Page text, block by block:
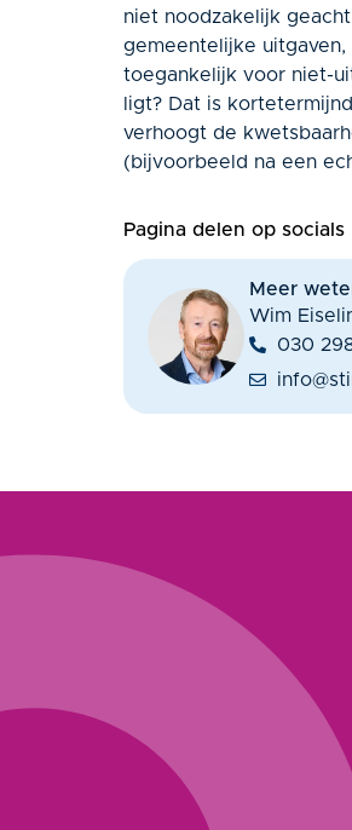
niet noodzakelijk
gemeentelijke
toegankelijk voor niet-
ligt? Dat is
verhoogt de
(bijvoorbeeld na een
Pagina delen op socials
Meer
Wim
030